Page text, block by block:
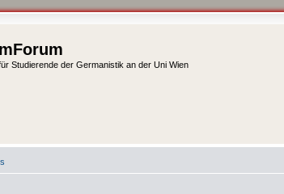
Studierende der Germanistik an der Uni Wien